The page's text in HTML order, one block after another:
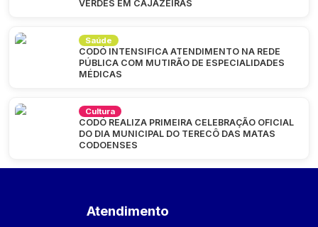
VERDES EM CAJAZEIRAS
Saúde
CODÓ INTENSIFICA ATENDIMENTO NA REDE
PÚBLICA COM MUTIRÃO DE ESPECIALIDADES
MÉDICAS
Cultura
CODÓ REALIZA PRIMEIRA CELEBRAÇÃO OFICIAL
DO DIA MUNICIPAL DO TERECÔ DAS MATAS
CODOENSES
Atendimento